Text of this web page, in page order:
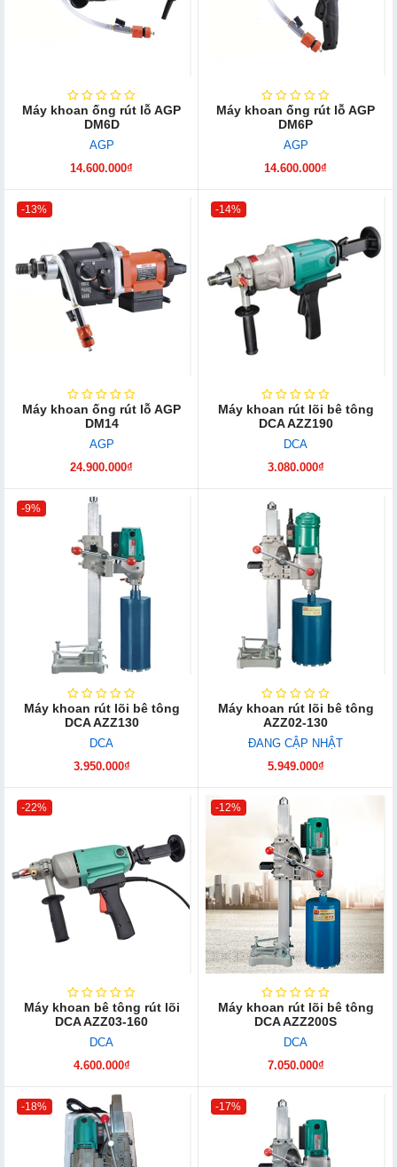
Máy khoan ống rút lỗ AGP
DM6D
AGP
14.600.000₫
Máy khoan ống rút lỗ AGP
DM6P
AGP
14.600.000₫
-13%
Máy khoan ống rút lỗ AGP
DM14
AGP
24.900.000₫
-14%
Máy khoan rút lõi bê tông
DCA AZZ190
DCA
3.080.000₫
-9%
Máy khoan rút lõi bê tông
DCA AZZ130
DCA
3.950.000₫
Máy khoan rút lõi bê tông
AZZ02-130
ĐANG CẬP NHẬT
5.949.000₫
-22%
Máy khoan bê tông rút lõi
DCA AZZ03-160
DCA
4.600.000₫
-12%
Máy khoan rút lõi bê tông
DCA AZZ200S
DCA
7.050.000₫
-18% -17%